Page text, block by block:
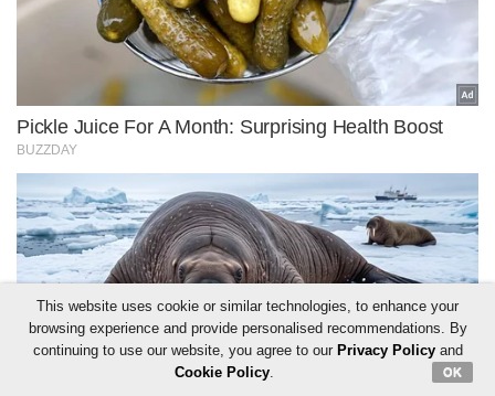
This website uses cookie or similar technologies, to enhance your
browsing experience and provide personalised recommendations. By
continuing to use our website, you agree to our Privacy Policyand
Cookie Policy. OK